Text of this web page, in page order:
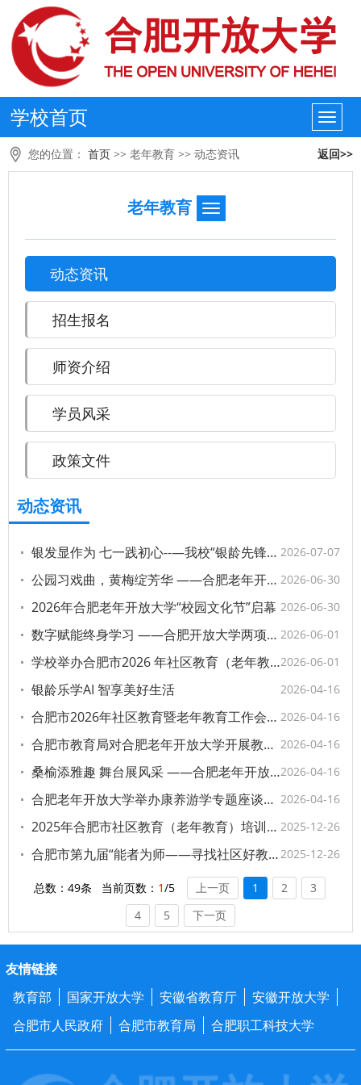
学校首页
您的位置： 首页 >> 老年教育 >> 动态资讯 返回>>
老年教育
动态资讯
招生报名
师资介绍
学员风采
政策文件
动态资讯
2026-07-07
银发显作为 七一践初心--—我校“银龄先锋”走进市中心图书馆开展志愿服务活动
2026-06-30
公园习戏曲，黄梅绽芳华 ——合肥老年开放大学黄梅身段班户外课堂
2026-06-30
2026年合肥老年开放大学“校园文化节”启幕
2026-06-01
数字赋能终身学习 ——合肥开放大学两项成果亮相全省职业教育活动周暨全民终身学习活动周启动仪式
2026-06-01
学校举办合肥市2026 年社区教育（老年教育） 培训班
2026-04-16
银龄乐学AI 智享美好生活
2026-04-16
合肥市2026年社区教育暨老年教育工作会议召开
2026-04-16
合肥市教育局对合肥老年开放大学开展教学视导
2026-04-16
桑榆添雅趣 舞台展风采 ——合肥老年开放大学举行迎新年教学成果展演
2026-04-16
合肥老年开放大学举办康养游学专题座谈会 共谋银发教育新篇章
2025-12-26
2025年合肥市社区教育（老年教育）培训班圆满落幕
2025-12-26
合肥市第九届“能者为师——寻找社区好教师”决赛圆满落幕
总数：49条 当前页数： 1/5 上一页 1 2
3
4
5 下一页
友情链接
教育部
国家开放大学 安徽省教育厅
安徽开放大学
合肥市人民政府
合肥市教育局 合肥职工科技大学